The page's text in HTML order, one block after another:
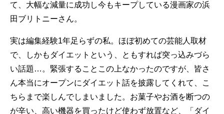
て、大幅な減量に成功し今もキープしている漫画家の浜
田ブリトニーさん。
実は編集経験1年足らずの私。ほぼ初めての芸能人取材
で、しかもダイエットという、ともすれば突っ込みづら
い話題…。緊張することこの上なかったのですが、皆さ
ん本当にオープンにダイエット話を披露してくれて、こ
ちらまで楽しんでしまいました。お菓子やお酒を断つの
が辛い、高い機器を買ったけど使わず放置など、「ダイ